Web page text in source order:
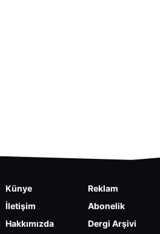
Künye
İletişim
Hakkımızda
Reklam
Abonelik
Dergi Arşivi